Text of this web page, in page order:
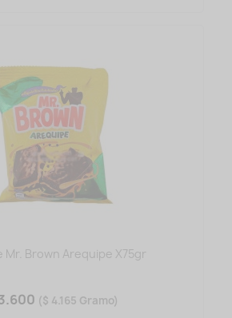
Mr. Brown Arequipe X75gr
($ 4.165 Gramo)